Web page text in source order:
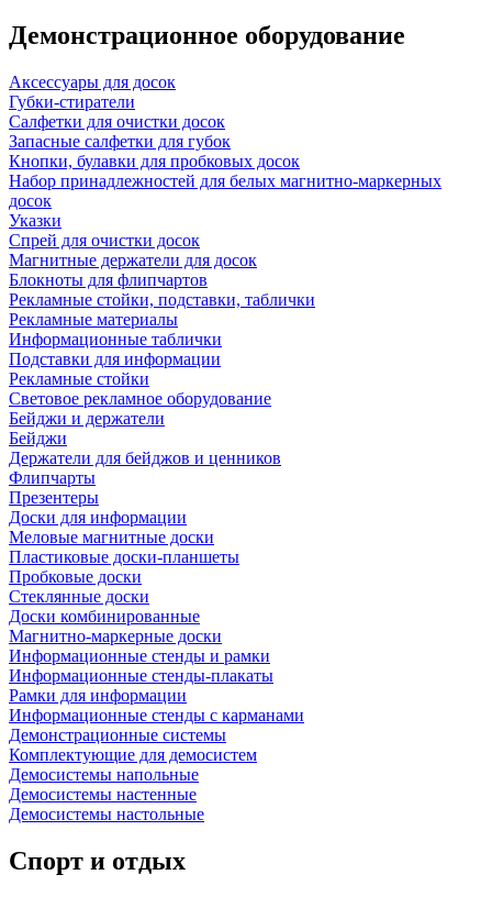
Демонстрационное оборудование
Аксессуары для досок
Губки-стиратели
Салфетки для очистки досок
Запасные салфетки для губок
Кнопки, булавки для пробковых досок
Набор принадлежностей для белых магнитно-маркерных
досок
Указки
Спрей для очистки досок
Магнитные держатели для досок
Блокноты для флипчартов
Рекламные стойки, подставки, таблички
Рекламные материалы
Информационные таблички
Подставки для информации
Рекламные стойки
Световое рекламное оборудование
Бейджи и держатели
Бейджи
Держатели для бейджов и ценников
Флипчарты
Презентеры
Доски для информации
Меловые магнитные доски
Пластиковые доски-планшеты
Пробковые доски
Стеклянные доски
Доски комбинированные
Магнитно-маркерные доски
Информационные стенды и рамки
Информационные стенды-плакаты
Рамки для информации
Информационные стенды с карманами
Демонстрационные системы
Комплектующие для демосистем
Демосистемы напольные
Демосистемы настенные
Демосистемы настольные
Спорт и отдых